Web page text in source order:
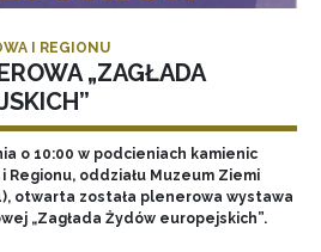
I REGIONU
„ZAGŁADA
o 10:00 w podcieniach kamienic
Regionu, oddziału Muzeum Ziemi
otwarta została plenerowa wystawa
„Zagłada Żydów europejskich”.